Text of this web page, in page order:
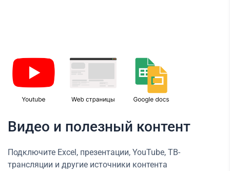
Видео и полезный контент
Подключите Excel, презентации, YouTube, ТВ-
трансляции и другие источники контента